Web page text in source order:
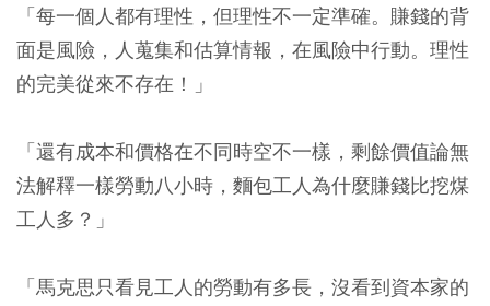
「每一個人都有理性，但理性不一定準確。賺錢的背
面是風險，人蒐集和估算情報，在風險中行動。理性
的完美從來不存在！」
「還有成本和價格在不同時空不一樣，剩餘價值論無
法解釋一樣勞動八小時，麵包工人為什麼賺錢比挖煤
工人多？」
「馬克思只看見工人的勞動有多長，沒看到資本家的